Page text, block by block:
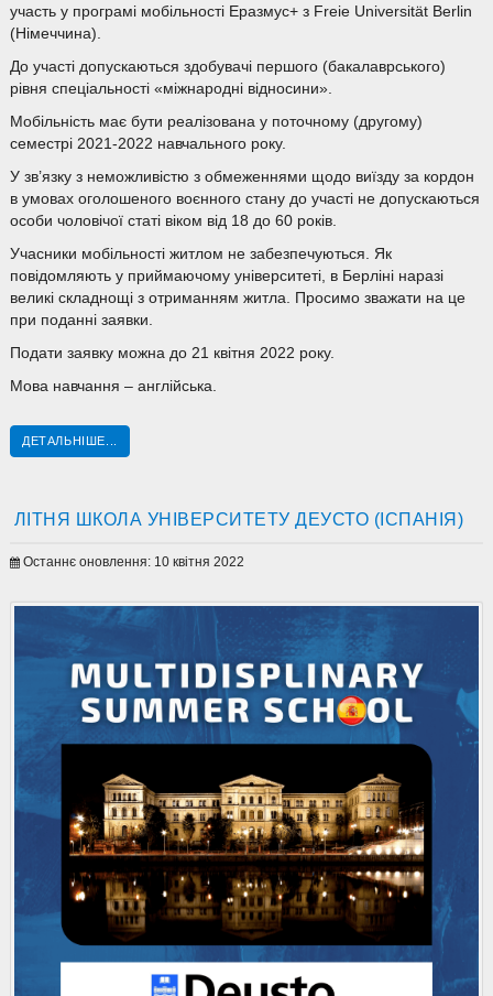
участь у програмі мобільності Еразмус+ з Freie Universität Berlin
(Німеччина).
До участі допускаються здобувачі першого (бакалаврського)
рівня спеціальності «міжнародні відносини».
Мобільність має бути реалізована у поточному (другому)
семестрі 2021-2022 навчального року.
У зв’язку з неможливістю з обмеженнями щодо виїзду за кордон
в умовах оголошеного воєнного стану до участі не допускаються
особи чоловічої статі віком від 18 до 60 років.
Учасники мобільності житлом не забезпечуються. Як
повідомляють у приймаючому університеті, в Берліні наразі
великі складнощі з отриманням житла. Просимо зважати на це
при поданні заявки.
Подати заявку можна до 21 квітня 2022 року.
Мова навчання – англійська.
ДЕТАЛЬНІШЕ...
ЛІТНЯ ШКОЛА УНІВЕРСИТЕТУ ДЕУСТО (ІСПАНІЯ)
Останнє оновлення: 10 квітня 2022